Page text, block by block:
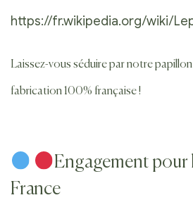
https://fr.wikipedia.org/wiki/
Laissez-vous séduire par notre
fabrication 100% française !
Engagement pour
France